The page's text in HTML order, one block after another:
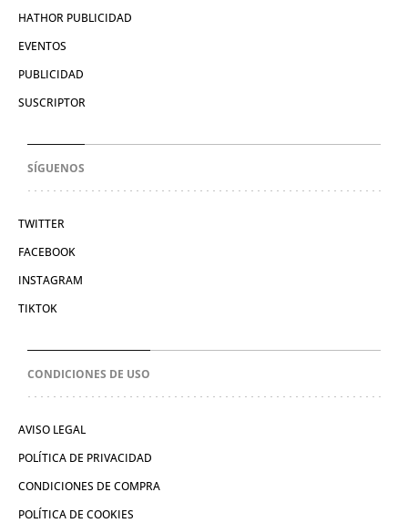
HATHOR PUBLICIDAD
EVENTOS
PUBLICIDAD
SUSCRIPTOR
SÍGUENOS
TWITTER
FACEBOOK
INSTAGRAM
TIKTOK
CONDICIONES DE USO
AVISO LEGAL
POLÍTICA DE PRIVACIDAD
CONDICIONES DE COMPRA
POLÍTICA DE COOKIES